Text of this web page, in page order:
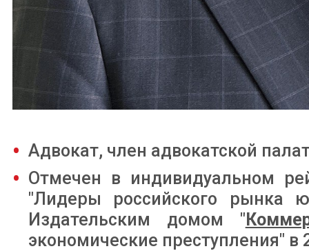
Адвокат, член адвокатской
Отмечен в индивидуальном
"Лидеры российского рынка
Издательским домом "
экономические преступления" в